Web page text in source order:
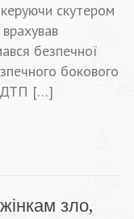
скутером
безпечної
бокового
ДТП […]
зло,